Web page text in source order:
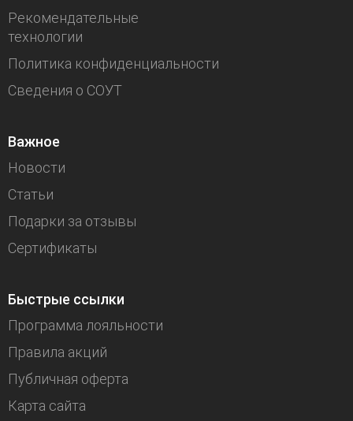
Рекомендательные
технологии
Политика конфиденциальности
Сведения о СОУТ
Важное
Новости
Статьи
Подарки за отзывы
Сертификаты
Быстрые ссылки
Программа лояльности
Правила акций
Публичная оферта
Карта сайта